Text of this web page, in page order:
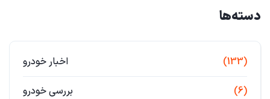
دسته‌ها
اخبار خودرو (133)
بررسی خودرو (6)